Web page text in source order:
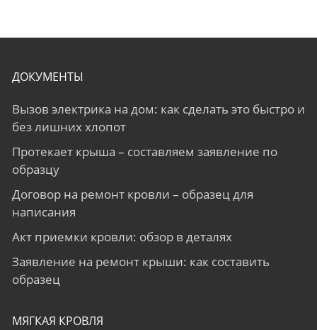
ДОКУМЕНТЫ
Вызов электрика на дом: как сделать это быстро и
без лишних хлопот
Протекает крыша – составляем заявление по
образцу
Договор на ремонт кровли – образец для
написания
Акт приемки кровли: обзор в деталях
Заявление на ремонт крыши: как составить
образец
МЯГКАЯ КРОВЛЯ